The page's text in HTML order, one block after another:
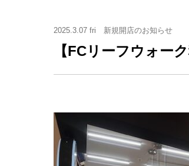
2025.3.07 fri 新規開店のお知らせ
【FCリーフウォー